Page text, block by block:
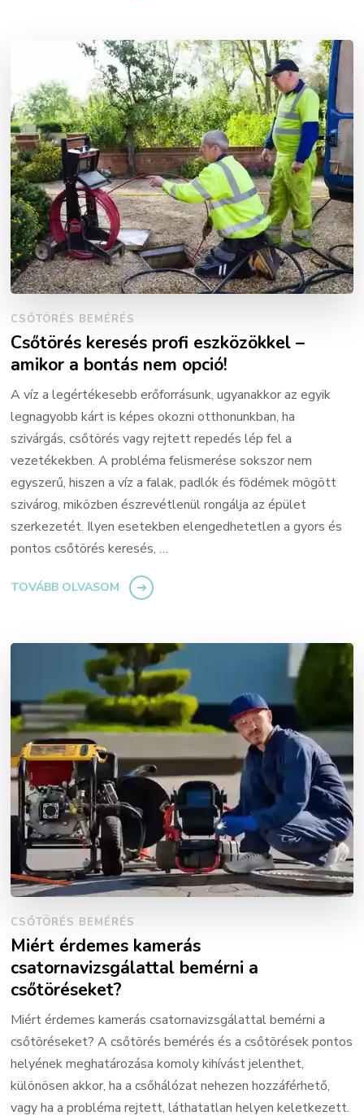
CSŐTÖRÉS BEMÉRÉS
Csőtörés keresés profi eszközökkel –
amikor a bontás nem opció!
A víz a legértékesebb erőforrásunk, ugyanakkor az egyik
legnagyobb kárt is képes okozni otthonunkban, ha
szivárgás, csőtörés vagy rejtett repedés lép fel a
vezetékekben. A probléma felismerése sokszor nem
egyszerű, hiszen a víz a falak, padlók és födémek mögött
szivárog, miközben észrevétlenül rongálja az épület
szerkezetét. Ilyen esetekben elengedhetetlen a gyors és
pontos csőtörés keresés, …
TOVÁBB OLVASOM
CSŐTÖRÉS BEMÉRÉS
Miért érdemes kamerás
csatornavizsgálattal bemérni a
csőtöréseket?
Miért érdemes kamerás csatornavizsgálattal bemérni a
csőtöréseket? A csőtörés bemérés és a csőtörések pontos
helyének meghatározása komoly kihívást jelenthet,
különösen akkor, ha a csőhálózat nehezen hozzáférhető,
vagy ha a probléma rejtett, láthatatlan helyen keletkezett.